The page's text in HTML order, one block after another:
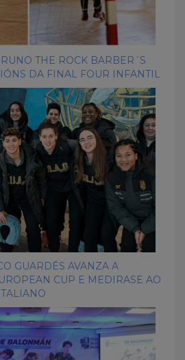
THE ROCK BARBER´S
DA FINAL FOUR INFANTIL
GUARDÉS AVANZA A
CUP E MEDIRASE AO